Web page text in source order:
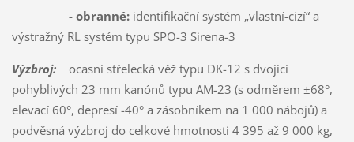
- obranné:identifikační systém „vlastní-cizí“ a
výstražný RL systém typu SPO-3 Sirena-3
Výzbroj:ocasní střelecká věž typu DK-12 s dvojicí
pohyblivých 23 mm kanónů typu AM-23 (s odměrem ±68°,
elevací 60°, depresí -40° a zásobníkem na 1 000 nábojů) a
podvěsná výzbroj do celkové hmotnosti 4 395 až 9 000 kg,